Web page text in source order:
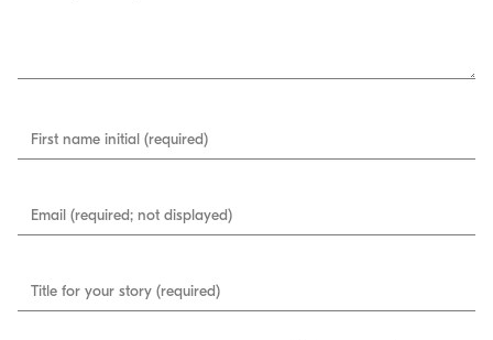
First name initial (required)
Email (required; not displayed)
Title for your story (required)